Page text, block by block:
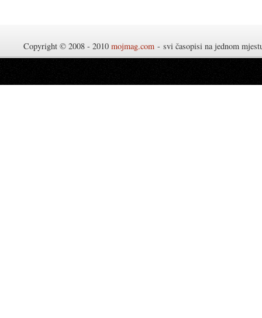
Copyright © 2008 - 2010 mojmag.com - svi časopisi na jednom